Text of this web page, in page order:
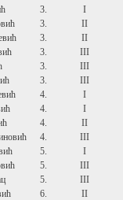
3.
I
3.
II
3.
II
3.
III
3.
III
3.
III
4.
I
4.
I
4.
II
4.
III
5.
I
5.
III
5.
III
6.
II